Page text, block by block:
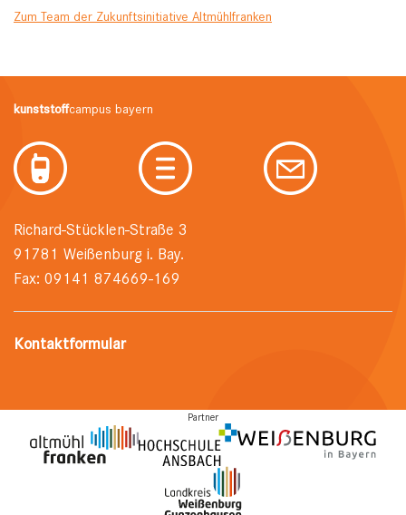
Zum Team der Zukunftsinitiative Altmühlfranken
kunststoffcampus bayern
Richard-Stücklen-Straße 3
91781 Weißenburg i. Bay.
Fax: 09141 874669-169
Kontaktformular
Partner